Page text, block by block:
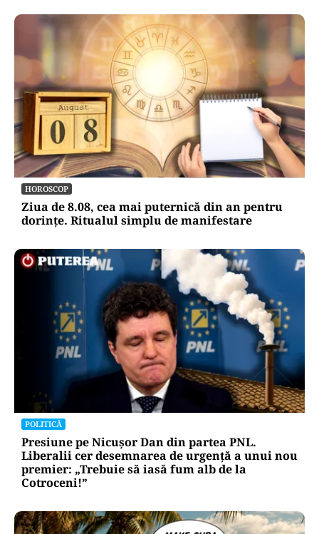
HOROSCOP
Ziua de 8.08, cea mai puternică din an pentru
dorințe. Ritualul simplu de manifestare
POLITICĂ
Presiune pe Nicușor Dan din partea PNL.
Liberalii cer desemnarea de urgență a unui nou
premier: „Trebuie să iasă fum alb de la
Cotroceni!”